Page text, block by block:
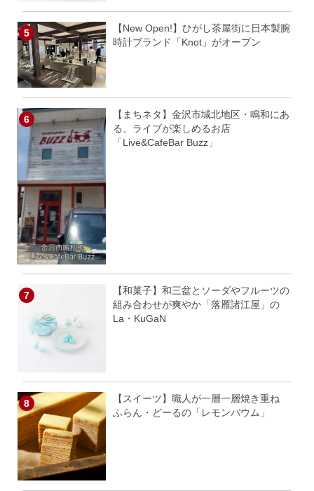
【New Open!】ひがし茶屋街に日本製腕
時計ブランド「Knot」がオープン
【まちネタ】金沢市城北地区・鳴和にあ
る、ライブが楽しめるお店
「Live&CafeBar Buzz」
【和菓子】和三盆とソーダやフルーツの
組み合わせが爽やか「落雁諸江屋」の
La・KuGaN
【スイーツ】職人が一層一層焼き重ね
ふらん・どーるの「レモンバウム」